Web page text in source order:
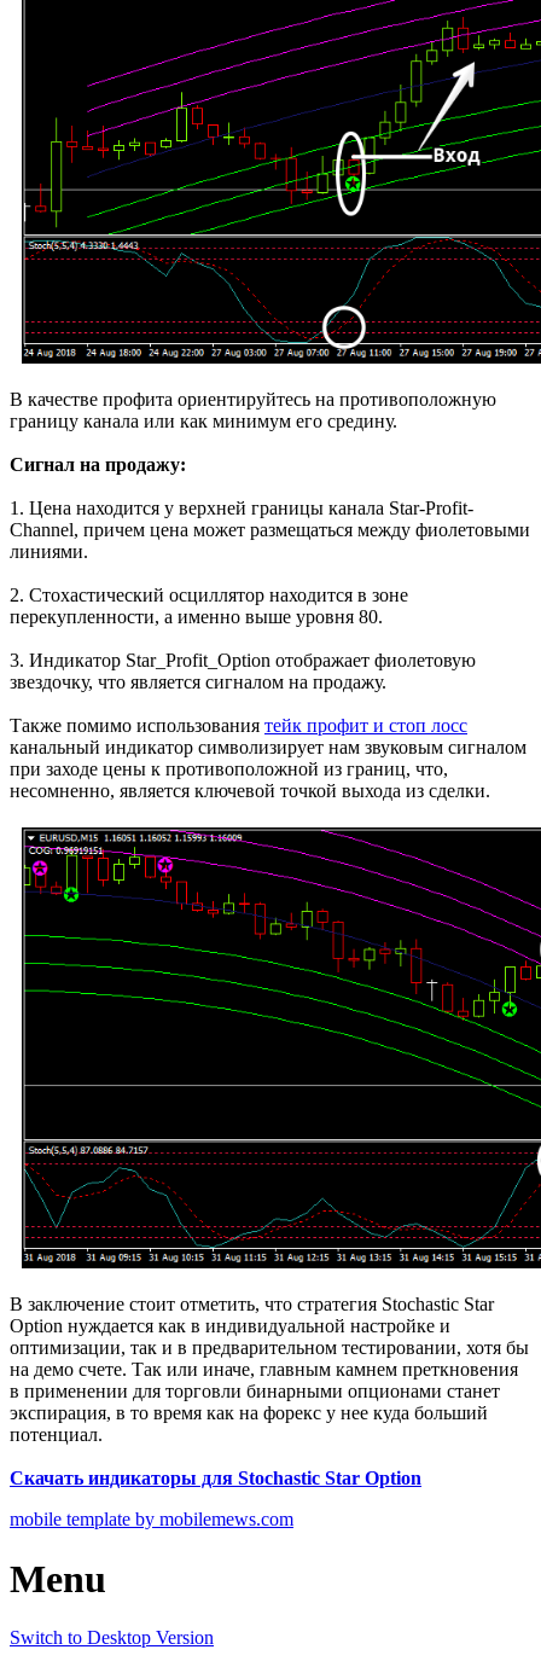
В качестве профита ориентируйтесь на противоположную
границу канала или как минимум его средину.
Сигнал на продажу:
1. Цена находится у верхней границы канала Star-Profit-
Channel, причем цена может размещаться между фиолетовыми
линиями.
2. Стохастический осциллятор находится в зоне
перекупленности, а именно выше уровня 80.
3. Индикатор Star_Profit_Option отображает фиолетовую
звездочку, что является сигналом на продажу.
Также помимо использования тейк профит и стоп лосс
канальный индикатор символизирует нам звуковым сигналом
при заходе цены к противоположной из границ, что,
несомненно, является ключевой точкой выхода из сделки.
В заключение стоит отметить, что стратегия Stochastic Star
Option нуждается как в индивидуальной настройке и
оптимизации, так и в предварительном тестировании, хотя бы
на демо счете. Так или иначе, главным камнем преткновения
в применении для торговли бинарными опционами станет
экспирация, в то время как на форекс у нее куда больший
потенциал.
Скачать индикаторы для Stochastic Star Option
mobile template by mobilemews.com
Menu
Switch to Desktop Version